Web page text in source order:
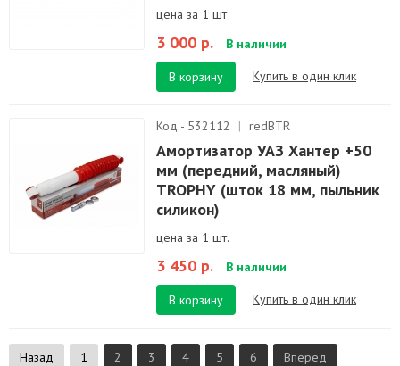
цена за 1 шт
3 000 р. В наличии
В корзину Купить в один клик
Код - 532112 | redBTR
Амортизатор УАЗ Хантер +50
мм (передний, масляный)
TROPHY (шток 18 мм, пыльник
силикон)
цена за 1 шт.
3 450 р. В наличии
В корзину Купить в один клик
Назад 1 2 3 4 5 6
Вперед